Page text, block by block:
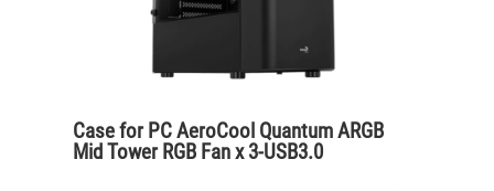
Case for PC AeroCool Quantum ARGB
Mid Tower RGB Fan x 3-USB3.0